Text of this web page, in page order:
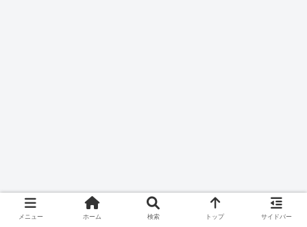
メニュー ホーム 検索 トップ サイドバー